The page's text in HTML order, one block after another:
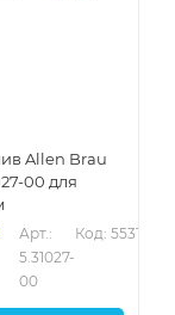
Allen Brau
00 для
Арт.:
5.31027-
00
Код: 55316